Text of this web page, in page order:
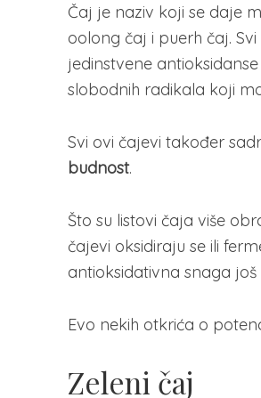
Čaj je naziv koji se daje
oolong čaj i puerh čaj.
jedinstvene
slobodnih radikala koji
Svi ovi čajevi također
budnost.
Što su listovi čaja više
čajevi oksidiraju se ili
antioksidativna snaga još
Evo nekih otkrića o
Zeleni čaj